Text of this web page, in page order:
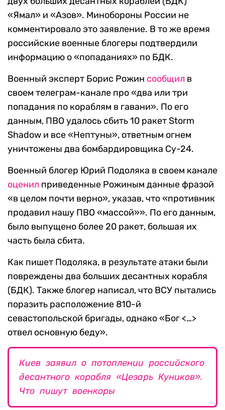
«Ямал» и «Азов». Минобороны России не
комментировало это заявление. В то же время
российские военные блогеры подтвердили
информацию о «попаданиях» по БДК.
Военный эксперт Борис Рожин сообщил в
своем телеграм-канале про «два или три
попадания по кораблям в гавани». По его
данным, ПВО удалось сбить 10 ракет Storm
Shadow и все «Нептуны», ответным огнем
уничтожены два бомбардировщика Су-24.
Военный блогер Юрий Подоляка в своем канале
оценил приведенные Рожиным данные фразой
«в целом почти верно», указав, что «противник
продавил нашу ПВО «массой»». По его данным,
было выпущено более 20 ракет, большая их
часть была сбита.
Как пишет Подоляка, в результате атаки были
повреждены два больших десантных корабля
(БДК). Также блогер написал, что ВСУ пытались
поразить расположение 810-й
севастопольской бригады, однако «Бог <…>
отвел основную беду».
Киев заявил о потоплении российского
десантного корабля «Цезарь Куников».
Что пишут военкоры